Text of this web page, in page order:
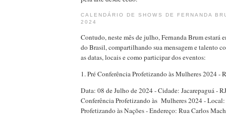
CALENDÁRIO DE SHOWS DE FERNANDA
2024
Contudo, neste mês de julho, Fernanda Brum estará
do Brasil, compartilhando sua mensagem e talento
as datas, locais e como participar dos eventos:
1. Pré Conferência Profetizando às Mulheres 2024 -
Data: 08 de Julho de 2024 - Cidade: Jacarepaguá -
Conferência Profetizando às Mulheres 2024 -
Profetizando às Nações - Endereço: Rua Carlos